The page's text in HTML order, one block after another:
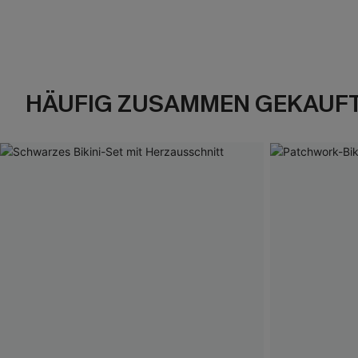
HÄUFIG ZUSAMMEN